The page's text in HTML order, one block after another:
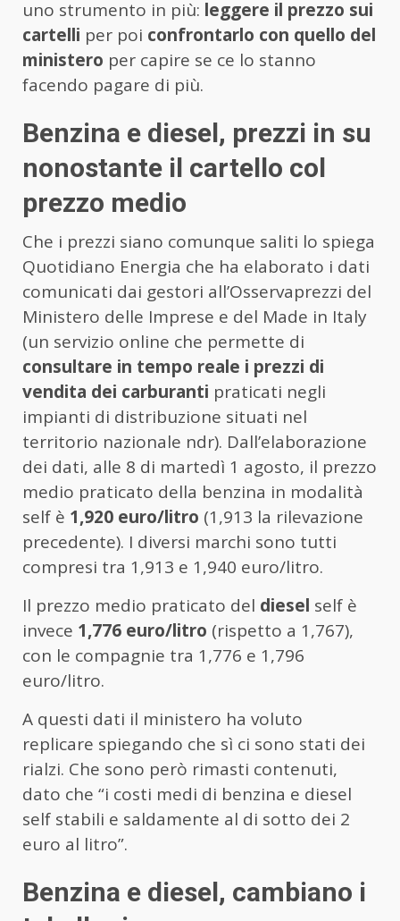
uno strumento in più: leggere il prezzo sui
cartelli per poi confrontarlo con quello del
ministero per capire se ce lo stanno
facendo pagare di più.
Benzina e diesel, prezzi in su
nonostante il cartello col
prezzo medio
Che i prezzi siano comunque saliti lo spiega
Quotidiano Energia che ha elaborato i dati
comunicati dai gestori all’Osservaprezzi del
Ministero delle Imprese e del Made in Italy
(un servizio online che permette di
consultare in tempo reale i prezzi di
vendita dei carburanti praticati negli
impianti di distribuzione situati nel
territorio nazionale ndr). Dall’elaborazione
dei dati, alle 8 di martedì 1 agosto, il prezzo
medio praticato della benzina in modalità
self è 1,920 euro/litro (1,913 la rilevazione
precedente). I diversi marchi sono tutti
compresi tra 1,913 e 1,940 euro/litro.
Il prezzo medio praticato del diesel self è
invece 1,776 euro/litro (rispetto a 1,767),
con le compagnie tra 1,776 e 1,796
euro/litro.
A questi dati il ministero ha voluto
replicare spiegando che sì ci sono stati dei
rialzi. Che sono però rimasti contenuti,
dato che “i costi medi di benzina e diesel
self stabili e saldamente al di sotto dei 2
euro al litro”.
Benzina e diesel, cambiano i